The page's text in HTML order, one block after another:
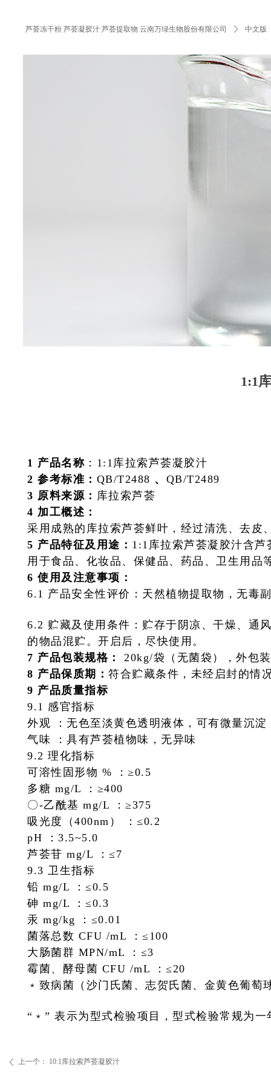
芦荟冻干粉 芦荟凝胶汁 芦荟提取物 云南万绿生物股份有限公司 ꄲ 中文版
1:1
ꄴ 上一个： 10:1库拉索芦荟凝胶汁
1 产品名称 ：1:1库拉索芦荟凝胶汁
2 参考标准： QB/T2488 、 QB/T2489
3 原料来源： 库拉索芦荟
4 加工概述：
采用成熟的库拉索芦荟鲜叶，经过清洗、去皮
5 产品特征及用途： 1:1库拉索芦荟凝胶汁含
用于食品、化妆品、保健品、药品、卫生用品
6 使用及注意事项：
6.1 产品安全性评价：天然植物提取物，无毒
6.2 贮藏及使用条件：贮存于阴凉、干燥、通
的物品混贮。开启后，尽快使用。
7 产品包装规格： 20kg/袋（无菌袋），外包
8 产品保质期： 符合贮藏条件，未经启封的情
9 产品质量指标
9.1 感官指标
外观 ： 无色至淡黄色透明液体，可有微量沉淀
气味 ： 具有芦荟植物味，无异味
9.2 理化指标
可溶性固形物 % ： ≥0.5
多糖 mg/L ： ≥400
〇-乙酰基 mg/L ： ≥375
吸光度（400nm） ： ≤0.2
pH ： 3.5~5.0
芦荟苷 mg/L ： ≤7
9.3 卫生指标
铅 mg/L ： ≤0.5
砷 mg/L ： ≤0.3
汞 mg/kg ： ≤0.01
菌落总数 CFU /mL ： ≤100
大肠菌群 MPN/mL ： ≤3
霉菌、酵母菌 CFU /mL ： ≤20
﹡致病菌（沙门氏菌、志贺氏菌、金黄色葡萄
“﹡” 表示为型式检验项目，型式检验常规为一